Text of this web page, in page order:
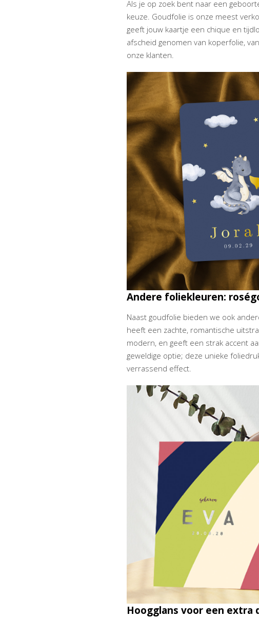
Als je op zoek bent naar een
keuze. Goudfolie is onze meest
geeft jouw kaartje een chique en
afscheid genomen van koperfolie,
onze klanten.
Andere foliekleuren:
Naast goudfolie bieden we ook
heeft een zachte, romantische
modern, en geeft een strak accent
geweldige optie; deze unieke
verrassend effect.
Hoogglans voor een extra